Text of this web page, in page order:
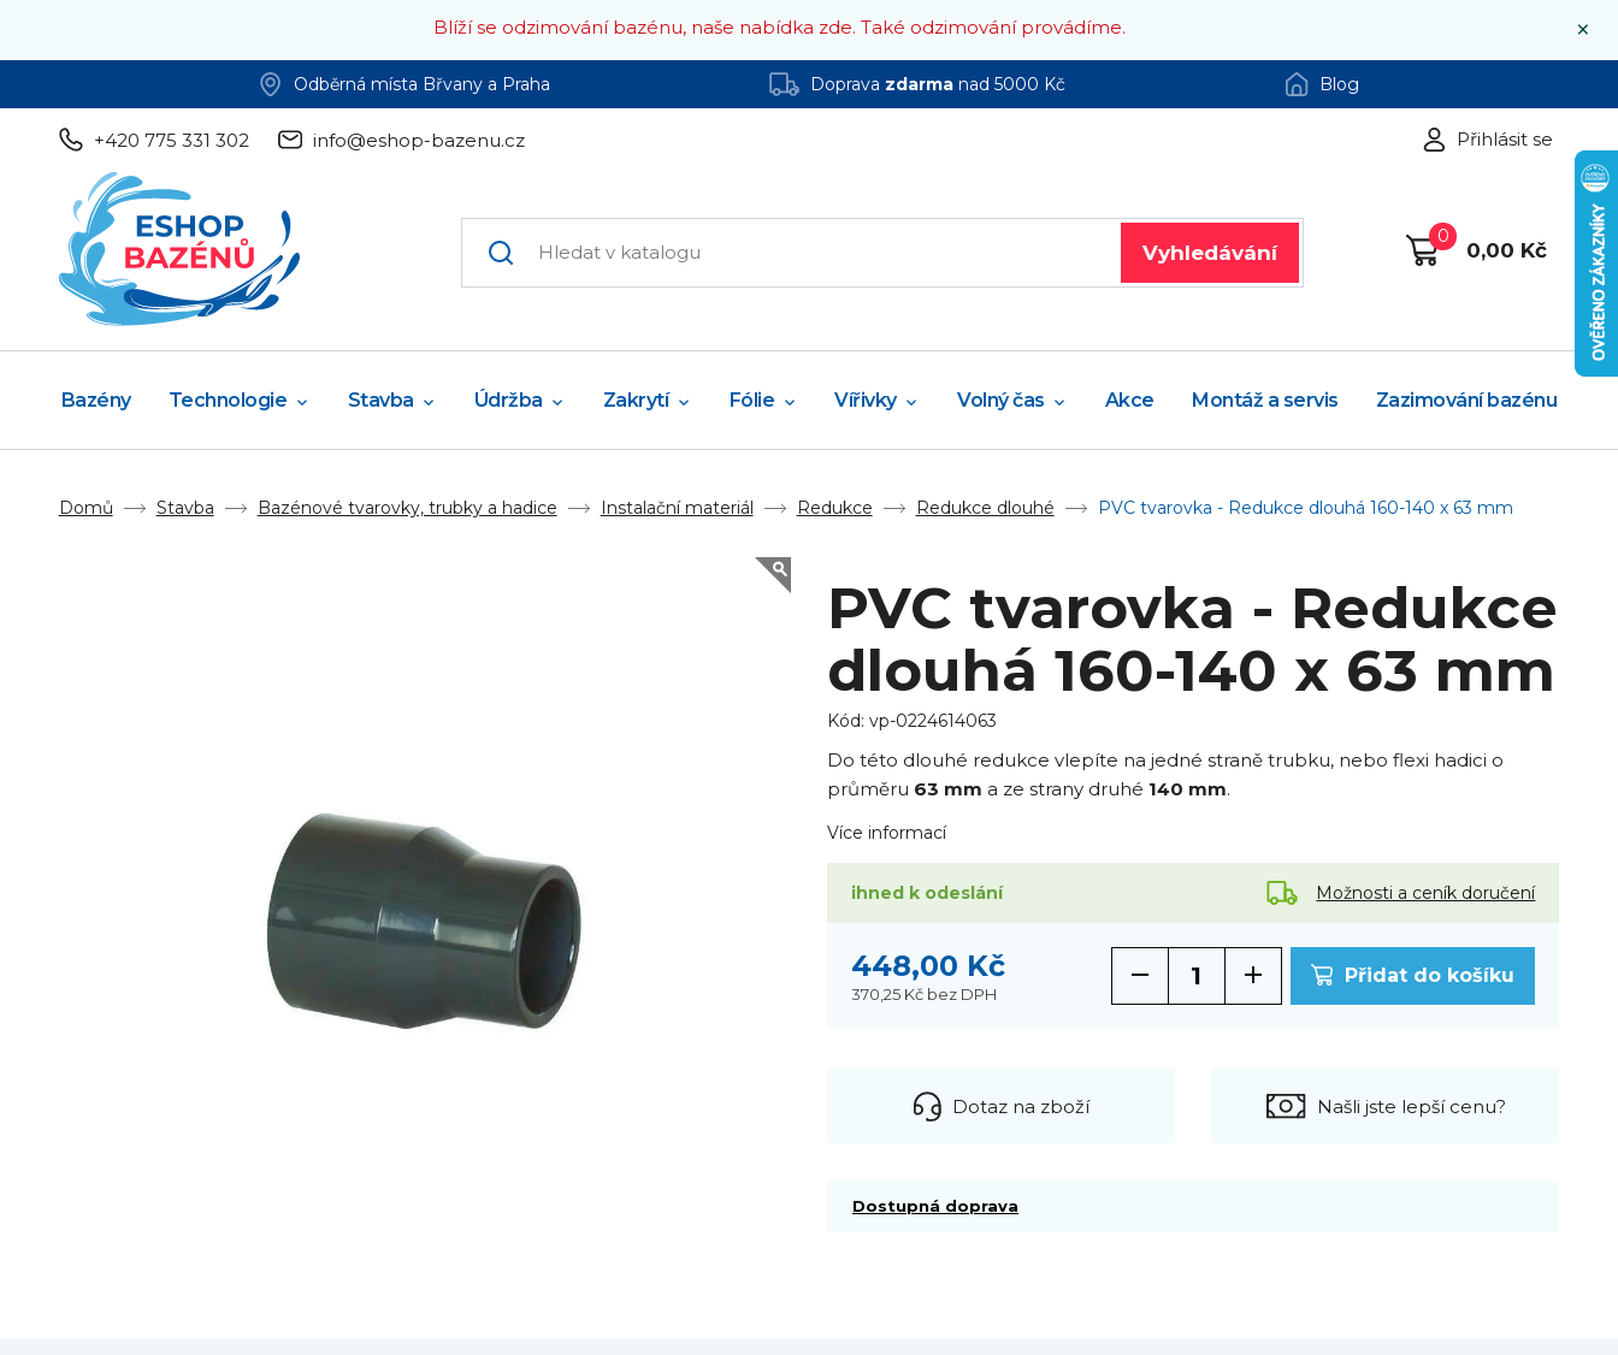
×
Blíží se odzimování bazénu, naše nabídka zde. Také odzimování provádíme.
Odběrná místa Břvany a Praha Doprava zdarmanad 5000 Kč Blog
+420 775 331 302 info@eshop-bazenu.cz Přihlásit se
Vyhledávání
0
0,00 Kč
Bazény Technologie Stavba Údržba Zakrytí Fólie Vířivky Volný čas Akce Montáž a servis Zazimování bazénu
Domů Stavba Bazénové tvarovky, trubky a hadice Instalační materiál Redukce Redukce dlouhé PVC tvarovka - Redukce dlouhá 160-140 x 63 mm
PVC tvarovka - Redukce
dlouhá 160-140 x 63 mm
Kód: vp-0224614063
Do této dlouhé redukce vlepíte na jedné straně trubku, nebo flexi hadici o
průměru 63 mm a ze strany druhé 140 mm.
Více informací
ihned k odeslání Možnosti a ceník doručení
448,00 Kč
370,25 Kč bez DPH
Přidat do košíku
Dotaz na zboží Našli jste lepší cenu?
Dostupná doprava